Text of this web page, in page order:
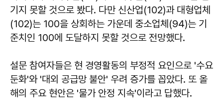
기지 못할 것으로 봤다. 다만 신산업(102)과 대형업체
(102)는 100을 상회하는 가운데 중소업체(94)는 기
준치인 100에 도달하지 못할 것으로 전망했다.
설문 참여자들은 현 경영활동의 부정적 요인으로 '수요
둔화'와 '대외 공급망 불안' 우려 증가를 꼽았다. 또 올
해의 주요 현안은 '물가 안정 지속'이라고 답했다.